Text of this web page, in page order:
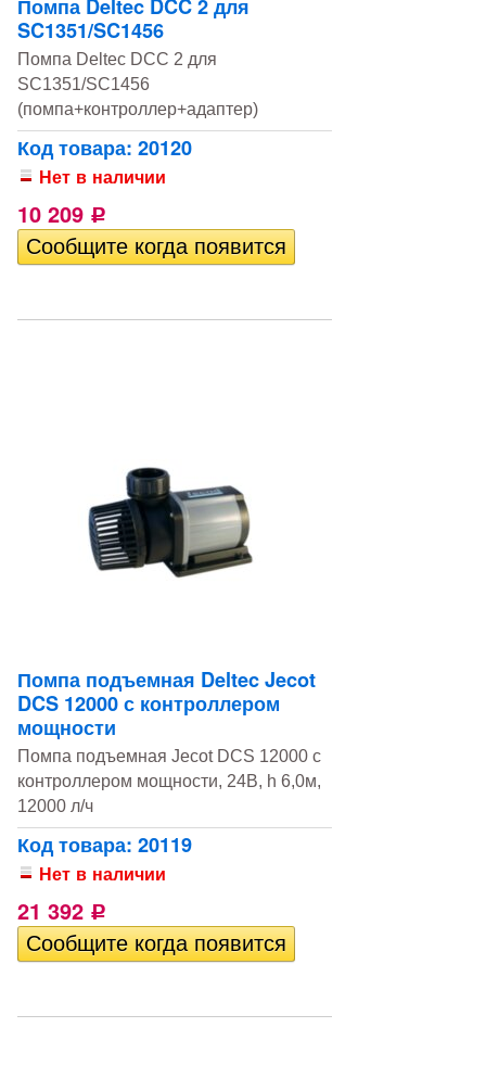
Помпа Deltec DCC 2 для
SC1351/SC1456
Помпа Deltec DCC 2 для
SC1351/SC1456
(помпа+контроллер+адаптер)
Код товара: 20120
Нет в наличии
10 209 Р
Помпа подъемная Deltec Jecot
DCS 12000 с контроллером
мощности
Помпа подъемная Jecot DCS 12000 с
контроллером мощности, 24В, h 6,0м,
12000 л/ч
Код товара: 20119
Нет в наличии
21 392 Р